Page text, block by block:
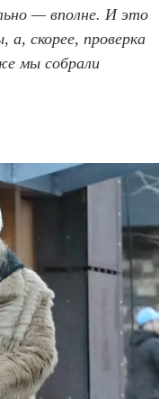
— вполне. И это
скорее, проверка
мы собрали